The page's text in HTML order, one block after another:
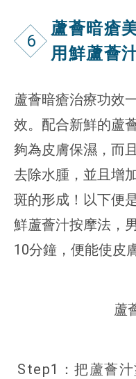
6
蘆薈暗瘡
用鮮蘆薈
蘆薈暗瘡治療功效
效。配合新鮮的蘆
夠為皮膚保濕，而
去除水腫，並且增
斑的形成！以下便
鮮蘆薈汁按摩法，
10分鐘，便能使皮
蘆
Step1：把蘆薈